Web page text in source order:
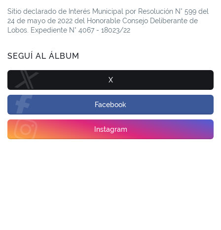
Sitio declarado de Interés Municipal por Resolución N° 599 del
24 de mayo de 2022 del Honorable Consejo Deliberante de
Lobos. Expediente N° 4067 - 18023/22
SEGUÍ AL ÁLBUM
X
Facebook
Instagram